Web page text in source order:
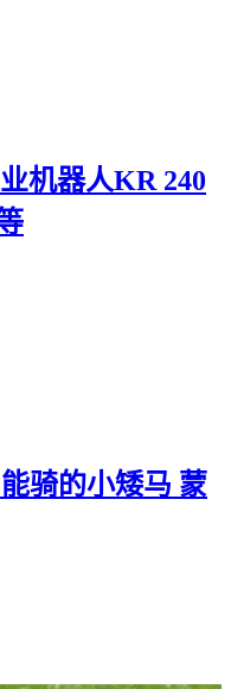
机器人KR 240
骑的小矮马 蒙